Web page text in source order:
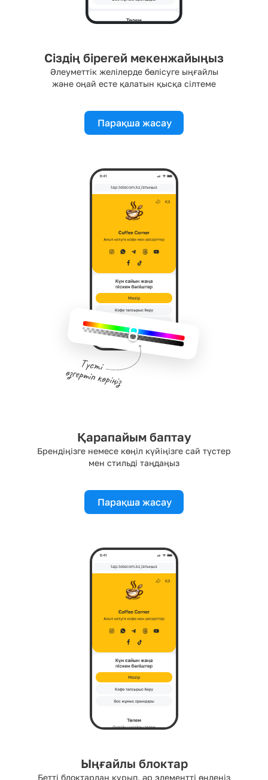
Сіздің бірегей мекенжайыңыз
Әлеуметтік желілерде бөлісуге ыңғайлы
және оңай есте қалатын қысқа сілтеме
Парақша жасау
Мәзір
tap.telecom.kz/атыңыз
Қарапайым баптау
Брендіңізге немесе көңіл күйіңізге сай түстер
мен стильді таңдаңыз
Парақша жасау
Мәзір
tap.telecom.kz/атыңыз
Ыңғайлы блоктар
Бетті блоктардан құрып, әр элементті өңдеңіз